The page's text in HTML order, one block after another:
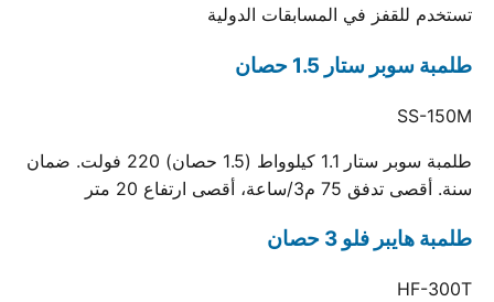
تستخدم للقفز في المسابقات الدولية
طلمبة سوبر ستار 1.5 حصان
SS-150M
طلمبة سوبر ستار 1.1 كيلوواط (1.5 حصان) 220 فولت. ضمان
سنة. أقصى تدفق 75 م3/ساعة، أقصى ارتفاع 20 متر
طلمبة هايبر فلو 3 حصان
HF-300T